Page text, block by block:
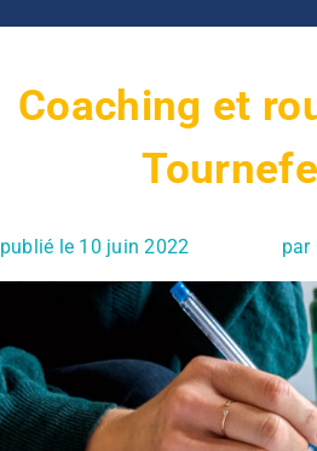
Coaching et
publié le 10 juin 2022 par